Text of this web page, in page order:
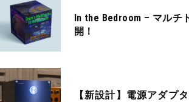
In the Bedroom – マルチ
開！
【新設計】電源アダプ